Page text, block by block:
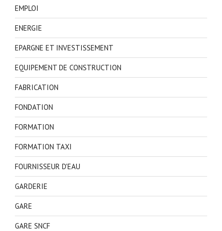
EMPLOI
ENERGIE
EPARGNE ET INVESTISSEMENT
EQUIPEMENT DE CONSTRUCTION
FABRICATION
FONDATION
FORMATION
FORMATION TAXI
FOURNISSEUR D'EAU
GARDERIE
GARE
GARE SNCF